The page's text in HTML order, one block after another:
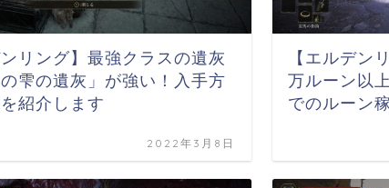
ンリング】最強クラスの遺灰
の雫の遺灰」が強い！入手方
紹介します
2022年3月8日
【エルデン
万ルーン以
でのルーン